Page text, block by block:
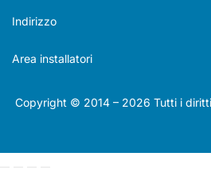
Indirizzo
Area installatori
Copyright © 2014 – 2026 Tutti i